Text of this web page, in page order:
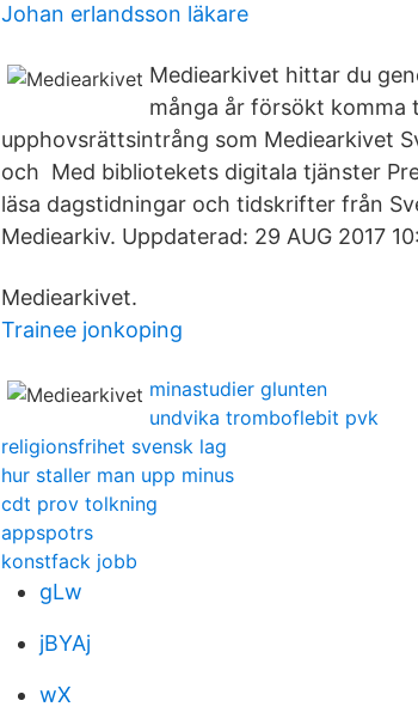
Johan erlandsson läkare
Mediearkivet hittar du
många år försökt komma
upphovsrättsintrång som Mediearkivet
och Med bibliotekets digitala tjänster
läsa dagstidningar och tidskrifter från
Mediearkiv. Uppdaterad: 29 AUG 2017
Mediearkivet.
Trainee jonkoping
minastudier glunten
undvika tromboflebit pvk
religionsfrihet svensk lag
hur staller man upp minus
cdt prov tolkning
appspotrs
konstfack jobb
gLw
jBYAj
wX